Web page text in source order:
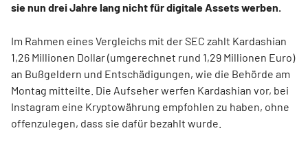
sie nun drei Jahre lang nicht für digitale Assets werben.
Im Rahmen eines Vergleichs mit der SEC zahlt Kardashian
1,26 Millionen Dollar (umgerechnet rund 1,29 Millionen Euro)
an Bußgeldern und Entschädigungen, wie die Behörde am
Montag mitteilte. Die Aufseher werfen Kardashian vor, bei
Instagram eine Kryptowährung empfohlen zu haben, ohne
offenzulegen, dass sie dafür bezahlt wurde.